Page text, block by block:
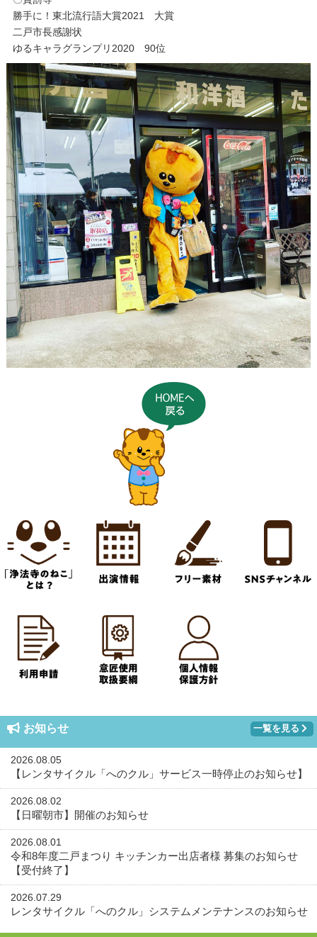
勝手に！東北流行語大賞2021 大賞
二戸市長感謝状
ゆるキャラグランプリ2020 90位
お知らせ 一覧を見る
2026.08.05
【レンタサイクル「へのクル」サービス一時停止のお知らせ】
2026.08.02
【日曜朝市】開催のお知らせ
2026.08.01
令和8年度二戸まつり キッチンカー出店者様 募集のお知らせ
【受付終了】
2026.07.29
レンタサイクル「へのクル」システムメンテナンスのお知らせ